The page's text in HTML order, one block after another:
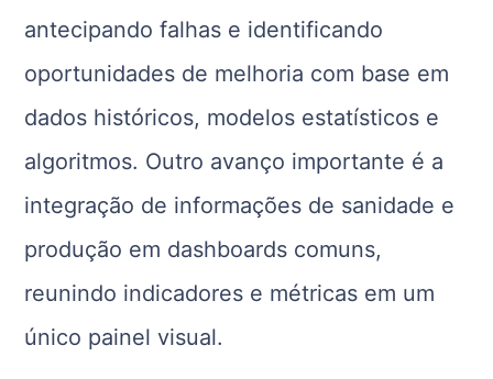
antecipando falhas e identificando
oportunidades de melhoria com base em
dados históricos, modelos estatísticos e
algoritmos. Outro avanço importante é a
integração de informações de sanidade e
produção em dashboards comuns,
reunindo indicadores e métricas em um
único painel visual.